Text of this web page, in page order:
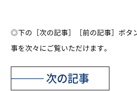
◎下の［次の記事］［前の記事］ボタ
事を次々にご覧いただけます。
次の記事